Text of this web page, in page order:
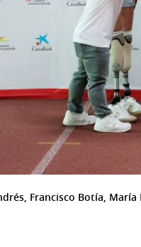
Francisco Botía,